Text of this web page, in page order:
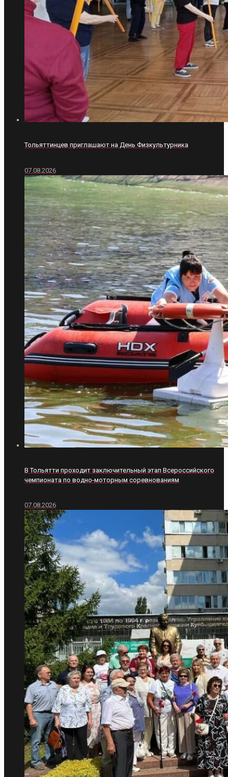
Тольяттинцев приглашают на День Физкультурника
07.08.2026
В Тольятти проходит заключительный этап Всероссийского
чемпионата по водно-моторным соревнованиям
07.08.2026